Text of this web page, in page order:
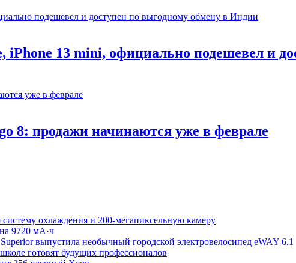
13 mini, официально подешевел и
8: продажи начинаются уже в феврале
охлаждения и 200-мегапиксельную камеру
9720 мА·ч
выпустила необычный городской электровелосипед eWAY 6.1
готовят будущих профессионалов